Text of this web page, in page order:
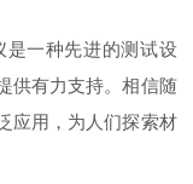
一种先进的测试设
供有力支持。相信随
应用，为人们探索材